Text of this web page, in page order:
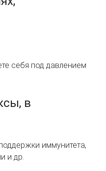
себя под давлением
в
иммунитета,
и др.